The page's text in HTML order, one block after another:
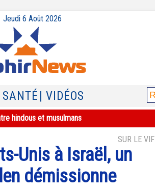
Jeudi 6 Août 2026
| SANTÉ | VIDÉOS
hindous et musulmans
SUR LE VIF
Unis à Israël, un
démissionne